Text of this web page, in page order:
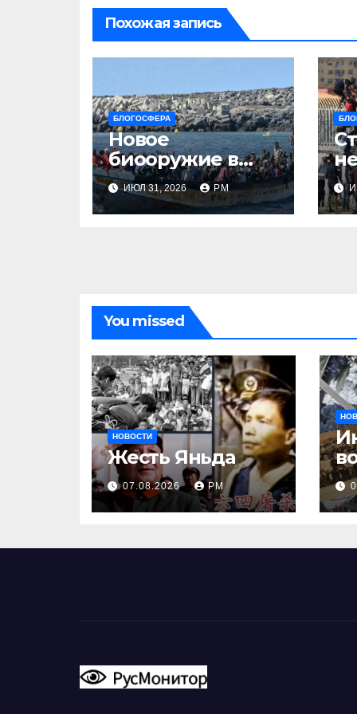
Похожая запись
БЛОГОСФЕРА
Новое
биооружие в
Сеуте
ИЮЛ 31, 2026 РМ
You missed
НОВОСТИ
Жесть Яньда
07.08.2026 РМ